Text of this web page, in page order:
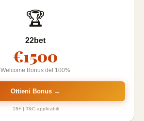
🏆
22bet
€1500
Welcome Bonus del 100%
Ottieni Bonus →
18+ | T&C applicabili